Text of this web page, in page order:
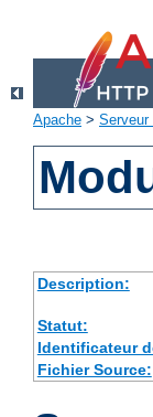
Apache > Serveur
Description:
Statut:
Identificateur
Fichier Source: